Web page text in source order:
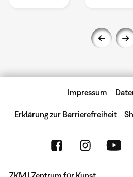
Impressum
Erklärung zur Barrierefreiheit